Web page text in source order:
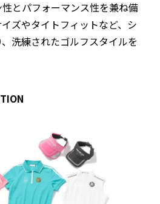
とパフォーマンス性を兼ね備
ズやタイトフィットなど、シ
洗練されたゴルフスタイルを